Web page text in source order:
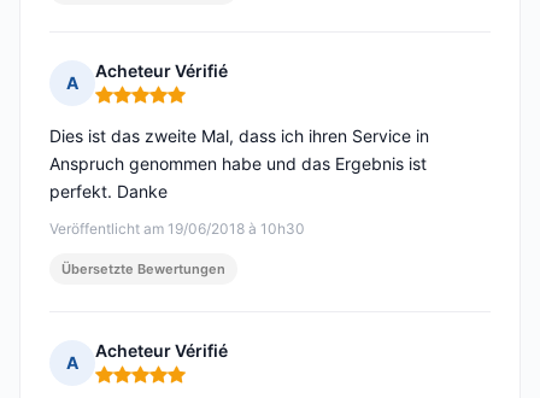
A
Acheteur Vérifié
Hinweis: 5 von 5
Veröffentlicht am 19/06/2018 à 10h30
Dies ist das zweite Mal, dass ich ihren Service in
Anspruch genommen habe und das Ergebnis ist
perfekt. Danke
Übersetzte Bewertungen
A
Acheteur Vérifié
Hinweis: 5 von 5